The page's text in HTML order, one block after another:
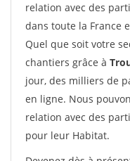
relation avec des
dans toute la France
Quel que soit votre
chantiers grâce à
jour, des milliers de
en ligne. Nous
relation avec des
pour leur Habitat.